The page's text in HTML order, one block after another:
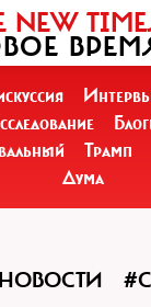
NEW
Трамп
Дума